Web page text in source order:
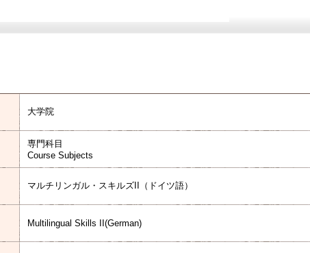
大学院
専門科目
Course Subjects
マルチリンガル・スキルズII（ドイツ語）
Multilingual Skills II(German)